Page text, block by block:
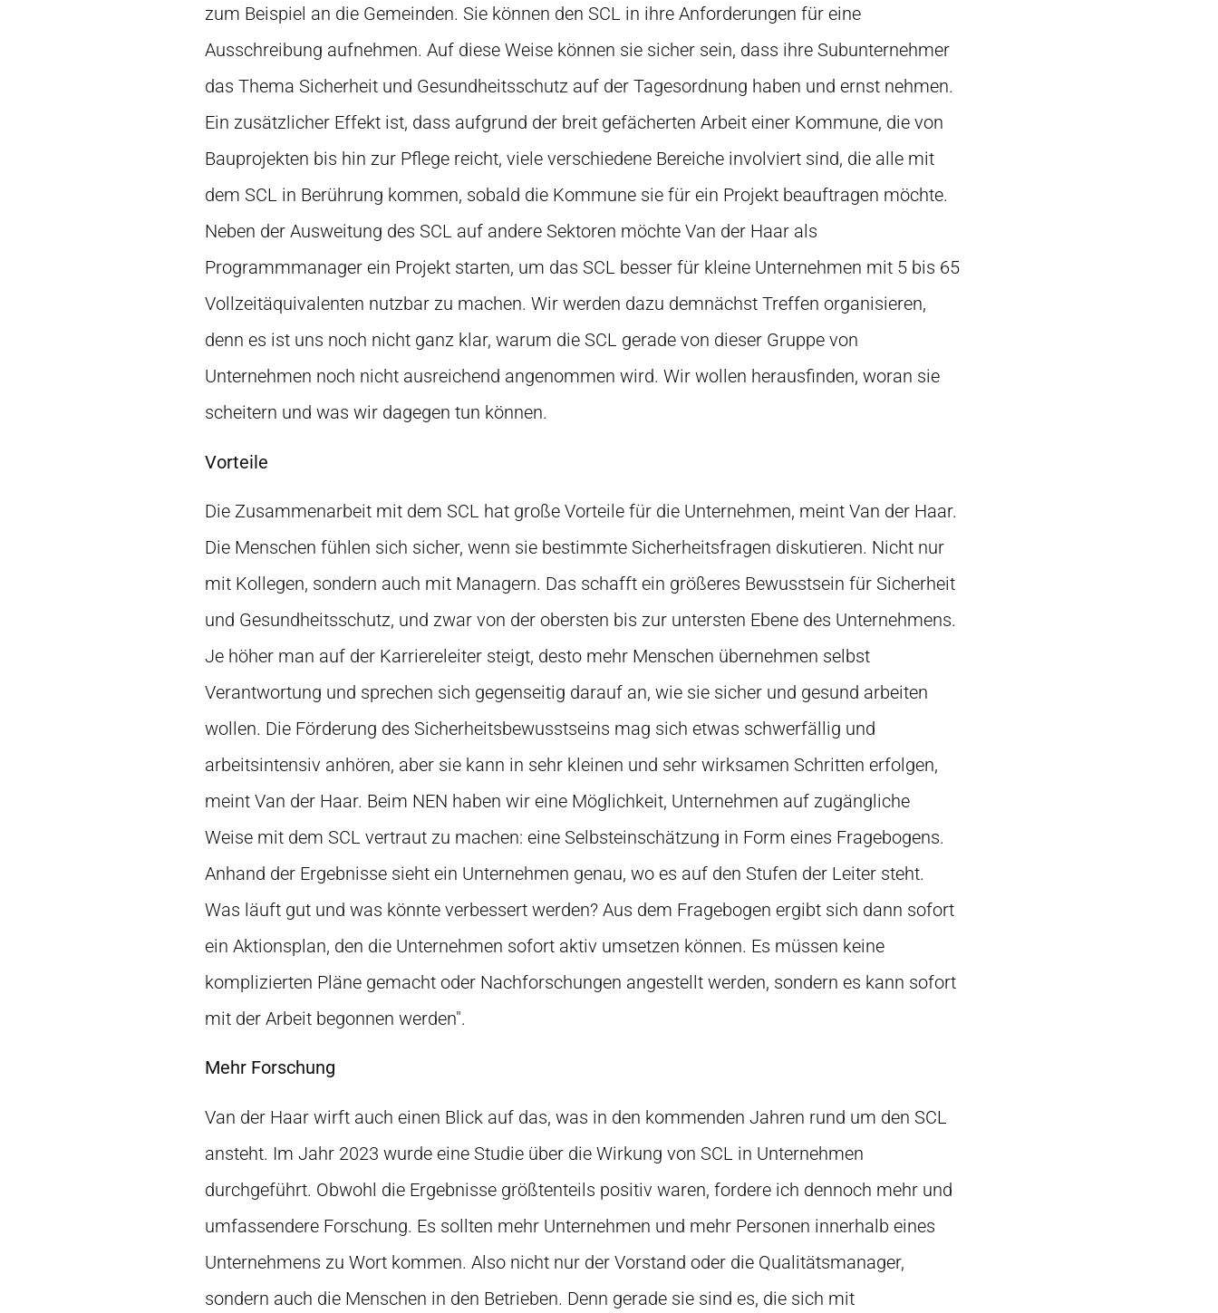
zum Beispiel an die Gemeinden. Sie können den SCL in ihre Anforderungen für eine
Ausschreibung aufnehmen. Auf diese Weise können sie sicher sein, dass ihre Subunternehmer
das Thema Sicherheit und Gesundheitsschutz auf der Tagesordnung haben und ernst nehmen.
Ein zusätzlicher Effekt ist, dass aufgrund der breit gefächerten Arbeit einer Kommune, die von
Bauprojekten bis hin zur Pflege reicht, viele verschiedene Bereiche involviert sind, die alle mit
dem SCL in Berührung kommen, sobald die Kommune sie für ein Projekt beauftragen möchte.
Neben der Ausweitung des SCL auf andere Sektoren möchte Van der Haar als
Programmmanager ein Projekt starten, um das SCL besser für kleine Unternehmen mit 5 bis 65
Vollzeitäquivalenten nutzbar zu machen. Wir werden dazu demnächst Treffen organisieren,
denn es ist uns noch nicht ganz klar, warum die SCL gerade von dieser Gruppe von
Unternehmen noch nicht ausreichend angenommen wird. Wir wollen herausfinden, woran sie
scheitern und was wir dagegen tun können.
Vorteile
Die Zusammenarbeit mit dem SCL hat große Vorteile für die Unternehmen, meint Van der Haar.
Die Menschen fühlen sich sicher, wenn sie bestimmte Sicherheitsfragen diskutieren. Nicht nur
mit Kollegen, sondern auch mit Managern. Das schafft ein größeres Bewusstsein für Sicherheit
und Gesundheitsschutz, und zwar von der obersten bis zur untersten Ebene des Unternehmens.
Je höher man auf der Karriereleiter steigt, desto mehr Menschen übernehmen selbst
Verantwortung und sprechen sich gegenseitig darauf an, wie sie sicher und gesund arbeiten
wollen. Die Förderung des Sicherheitsbewusstseins mag sich etwas schwerfällig und
arbeitsintensiv anhören, aber sie kann in sehr kleinen und sehr wirksamen Schritten erfolgen,
meint Van der Haar. Beim NEN haben wir eine Möglichkeit, Unternehmen auf zugängliche
Weise mit dem SCL vertraut zu machen: eine Selbsteinschätzung in Form eines Fragebogens.
Anhand der Ergebnisse sieht ein Unternehmen genau, wo es auf den Stufen der Leiter steht.
Was läuft gut und was könnte verbessert werden? Aus dem Fragebogen ergibt sich dann sofort
ein Aktionsplan, den die Unternehmen sofort aktiv umsetzen können. Es müssen keine
komplizierten Pläne gemacht oder Nachforschungen angestellt werden, sondern es kann sofort
mit der Arbeit begonnen werden".
Mehr Forschung
Van der Haar wirft auch einen Blick auf das, was in den kommenden Jahren rund um den SCL
ansteht. Im Jahr 2023 wurde eine Studie über die Wirkung von SCL in Unternehmen
durchgeführt. Obwohl die Ergebnisse größtenteils positiv waren, fordere ich dennoch mehr und
umfassendere Forschung. Es sollten mehr Unternehmen und mehr Personen innerhalb eines
Unternehmens zu Wort kommen. Also nicht nur der Vorstand oder die Qualitätsmanager,
sondern auch die Menschen in den Betrieben. Denn gerade sie sind es, die sich mit